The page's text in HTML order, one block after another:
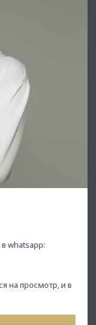
whatsapp:
на просмотр, и в